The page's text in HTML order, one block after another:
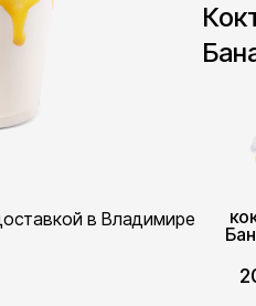
в Владимире